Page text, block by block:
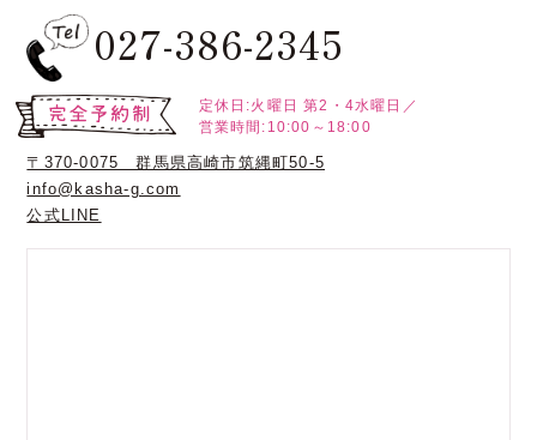
027-386-2345
定休日:火曜日 第2・4水曜日／
営業時間:10:00～18:00
〒370-0075 群馬県高崎市筑縄町50-5
info@kasha-g.com
公式LINE